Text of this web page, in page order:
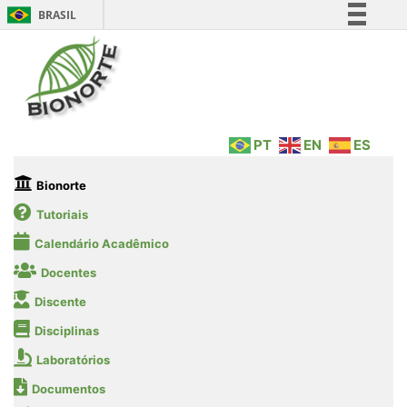
BRASIL
Legislação
PT EN ES
Bionorte
Tutoriais
Calendário Acadêmico
Docentes
Discente
Disciplinas
Laboratórios
Documentos